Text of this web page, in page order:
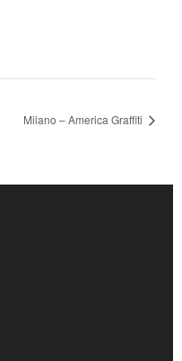
Milano – America Graffiti